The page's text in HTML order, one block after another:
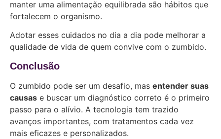
manter uma alimentação equilibrada são hábitos que
fortalecem o organismo.
Adotar esses cuidados no dia a dia pode melhorar a
qualidade de vida de quem convive com o zumbido.
Conclusão
O zumbido pode ser um desafio, mas entender suas
causas e buscar um diagnóstico correto é o primeiro
passo para o alívio. A tecnologia tem trazido
avanços importantes, com tratamentos cada vez
mais eficazes e personalizados.